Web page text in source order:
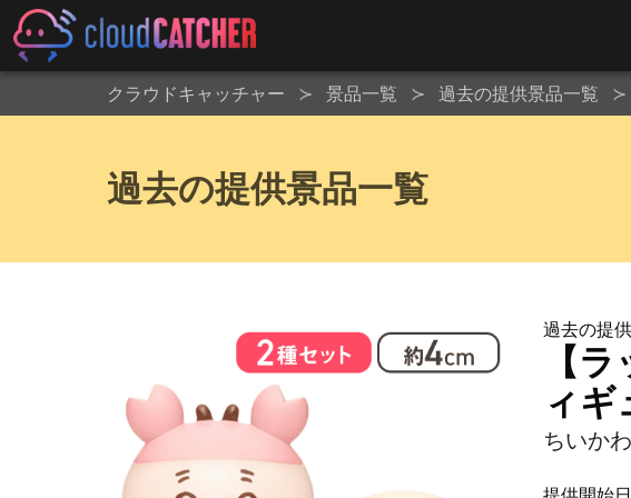
クラウドキャッチャー 景品一覧 過去の提供景品一覧
過去の提供景品一覧
過去の提
【
ィギ
ちいか